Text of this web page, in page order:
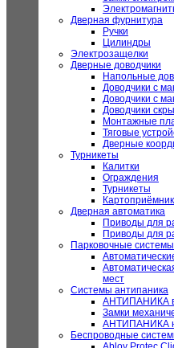
Дверная фурнитура
Ручки
Цилиндры
Электрозащелки
Дверные доводчики
Напольные
Доводчики с
Доводчики с
Доводчики
Монтажные
Тяговые
Дверные
Турникеты
Калитки
Ограждения
Турникеты
Дверная автоматика
Приводы для
Приводы для
Парковочные системы
мест
Системы антипаника
АНТИПАНИКА
Замки
АНТИПАНИКА
Беспроводные